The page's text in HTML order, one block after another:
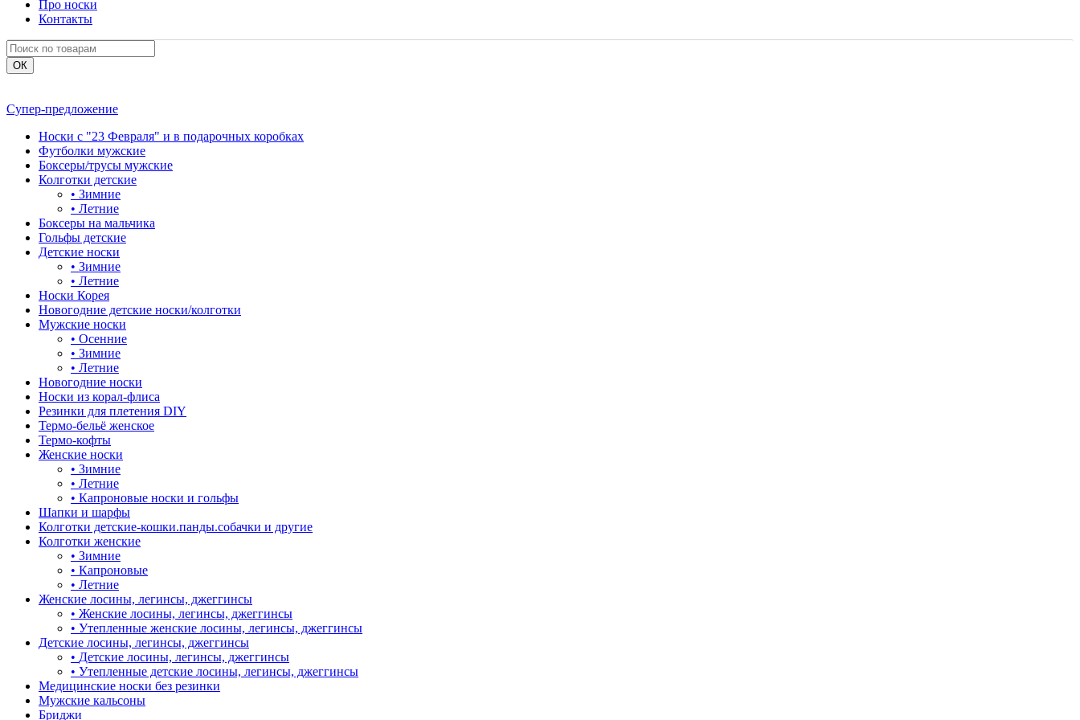
Про носки
Контакты
Супер-предложение
Носки с "23 Февраля" и в подарочных коробках
Футболки мужские
Боксеры/трусы мужские
Колготки детские
• Зимние
• Летние
Боксеры на мальчика
Гольфы детские
Детские носки
• Зимние
• Летние
Носки Корея
Новогодние детские носки/колготки
Мужские носки
• Осенние
• Зимние
• Летние
Новогодние носки
Носки из корал-флиса
Резинки для плетения DIY
Термо-бельё женское
Термо-кофты
Женские носки
• Зимние
• Летние
• Капроновые носки и гольфы
Шапки и шарфы
Колготки детские-кошки.панды.собачки и другие
Колготки женские
• Зимние
• Капроновые
• Летние
Женские лосины, легинсы, джеггинсы
• Женские лосины, легинсы, джеггинсы
• Утепленные женские лосины, легинсы, джеггинсы
Детские лосины, легинсы, джеггинсы
• Детские лосины, легинсы, джеггинсы
• Утепленные детские лосины, легинсы, джеггинсы
Медицинские носки без резинки
Мужские кальсоны
Бриджи